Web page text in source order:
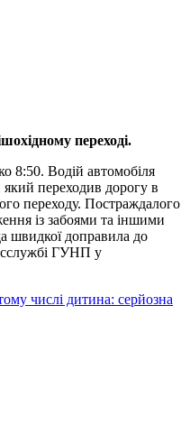
переході.
8:50. Водій автомобіля
який переходив дорогу в
переходу. Постраждалого
із забоями та іншими
швидкої доправила до
ГУНП у
числі дитина: серйозна